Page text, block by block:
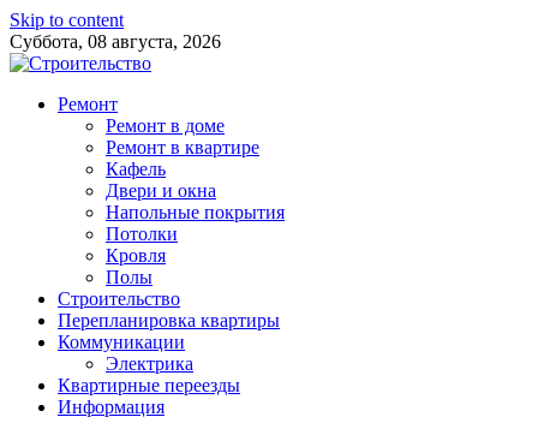
Skip to content
Суббота, 08 августа, 2026
Ремонт
Ремонт в доме
Ремонт в квартире
Кафель
Двери и окна
Напольные покрытия
Потолки
Кровля
Полы
Строительство
Перепланировка квартиры
Коммуникации
Электрика
Квартирные переезды
Информация